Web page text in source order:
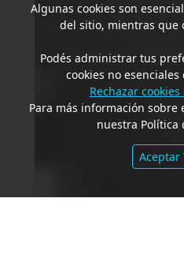
Algunas cookies son
del sitio, mientras que
Podés administrar tus
cookies no
Rechazar
Para más información sobre
nuestra Política
Aceptar